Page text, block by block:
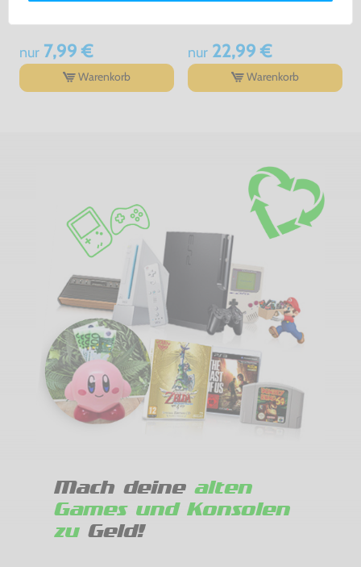
nur7,99 €
Warenkorb
nur22,99 €
Warenkorb
Mach deine alten
Games und Konsolen
zuGeld!